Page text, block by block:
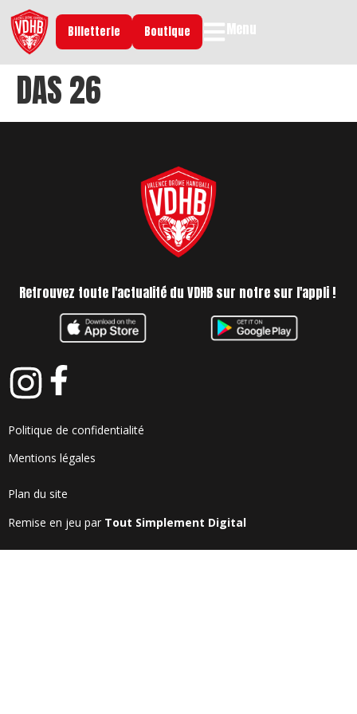
Billetterie Boutique Menu
DAS 26
Retrouvez toute l'actualité du VDHB sur notre sur l'appli !
Politique de confidentialité
Mentions légales
Plan du site
Remise en jeu par Tout Simplement Digital